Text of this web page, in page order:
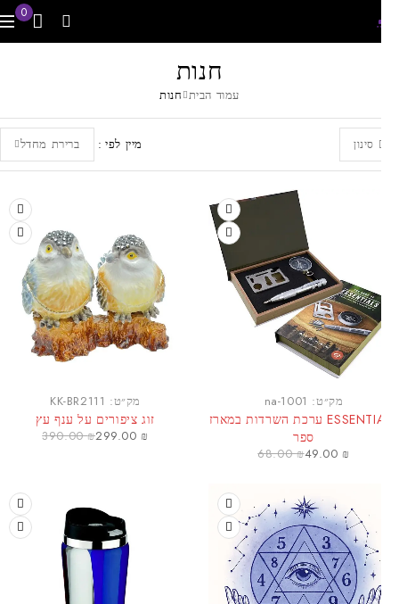
0
חנות
עמוד הבית חנות
סינון מיין לפי ברירת מחדל
מק״ט:na-1001
ESSENTIALS ערכת השרדות במארז
ספר
68.00₪49.00
מק״ט:KK-BR2111
זוג ציפורים על ענף עץ
390.00₪299.00